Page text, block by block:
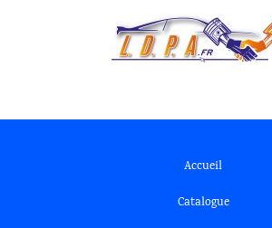
Accueil
Catalogue